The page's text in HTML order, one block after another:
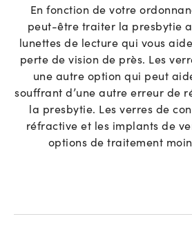
En fonction de votre
peut-être traiter la presbytie
lunettes de lecture qui vous
perte de vision de près. Les
une autre option qui peut
souffrant d’une autre erreur de
la presbytie. Les verres de
réfractive et les implants de
options de traitement